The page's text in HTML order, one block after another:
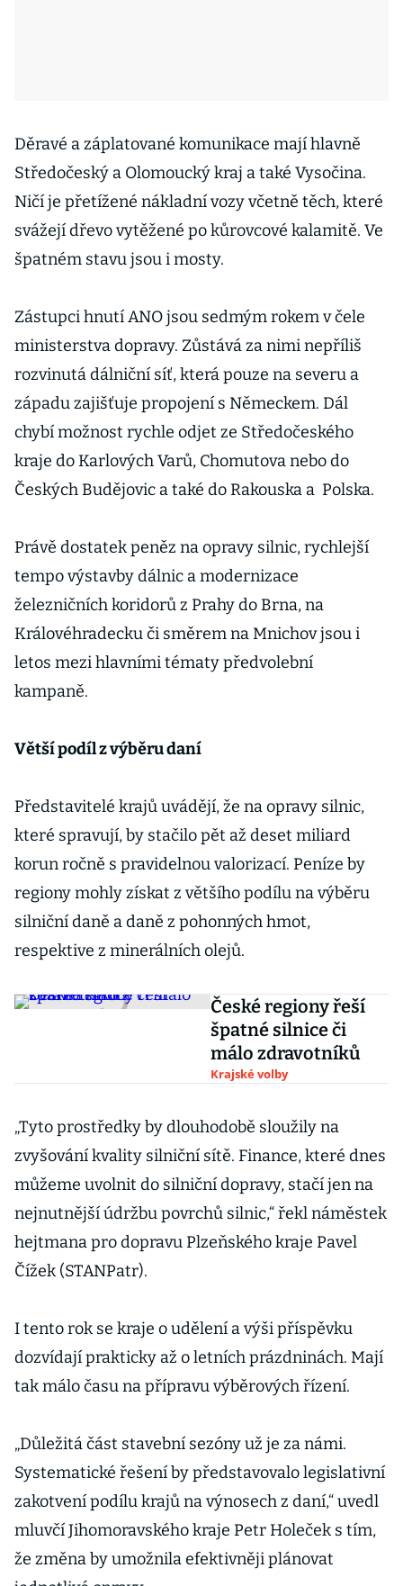
Děravé a záplatované komunikace mají hlavně
Středočeský a Olomoucký kraj a také Vysočina.
Ničí je přetížené nákladní vozy včetně těch, které
svážejí dřevo vytěžené po kůrovcové kalamitě. Ve
špatném stavu jsou i mosty.
Zástupci hnutí ANO jsou sedmým rokem v čele
ministerstva dopravy. Zůstává za nimi nepříliš
rozvinutá dálniční síť, která pouze na severu a
západu zajišťuje propojení s Německem. Dál
chybí možnost rychle odjet ze Středočeského
kraje do Karlových Varů, Chomutova nebo do
Českých Budějovic a také do Rakouska a Polska.
Právě dostatek peněz na opravy silnic, rychlejší
tempo výstavby dálnic a modernizace
železničních koridorů z Prahy do Brna, na
Královéhradecku či směrem na Mnichov jsou i
letos mezi hlavními tématy předvolební
kampaně.
Větší podíl z výběru daní
Představitelé krajů uvádějí, že na opravy silnic,
které spravují, by stačilo pět až deset miliard
korun ročně s pravidelnou valorizací. Peníze by
regiony mohly získat z většího podílu na výběru
silniční daně a daně z pohonných hmot,
respektive z minerálních olejů.
České regiony řeší
špatné silnice či
málo zdravotníků
Krajské volby
„Tyto prostředky by dlouhodobě sloužily na
zvyšování kvality silniční sítě. Finance, které dnes
můžeme uvolnit do silniční dopravy, stačí jen na
nejnutnější údržbu povrchů silnic,“ řekl náměstek
hejtmana pro dopravu Plzeňského kraje Pavel
Čížek (STANPatr).
I tento rok se kraje o udělení a výši příspěvku
dozvídají prakticky až o letních prázdninách. Mají
tak málo času na přípravu výběrových řízení.
„Důležitá část stavební sezóny už je za námi.
Systematické řešení by představovalo legislativní
zakotvení podílu krajů na výnosech z daní,“ uvedl
mluvčí Jihomoravského kraje Petr Holeček s tím,
že změna by umožnila efektivněji plánovat